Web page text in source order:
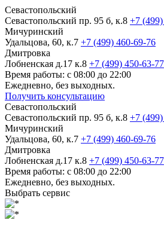
Севастопольский
Севастопольский пр. 95 б, к.8 +7
Мичуринский
Удальцова, 60, к.7 +7 (499) 460-69-76
Дмитровка
Лобненская д.17 к.8 +7 (499) 450-63-77
Время работы: с 08:00 до 22:00
Ежедневно, без выходных.
Получить консультацию
Севастопольский
Севастопольский пр. 95 б, к.8 +7
Мичуринский
Удальцова, 60, к.7 +7 (499) 460-69-76
Дмитровка
Лобненская д.17 к.8 +7 (499) 450-63-77
Время работы: с 08:00 до 22:00
Ежедневно, без выходных.
Выбрать сервис